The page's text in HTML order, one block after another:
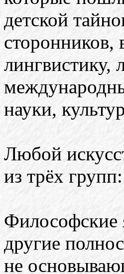
детской
сторонников,
лингвистику,
науки,
Любой
из трёх групп:
Философские
другие
не